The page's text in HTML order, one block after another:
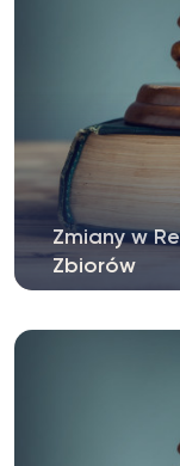
Zmiany w
Zbiorów
Dyrektora